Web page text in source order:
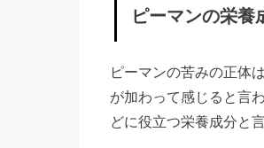
ピーマンの栄
ピーマンの苦みの正体
が加わって感じると言
どに役立つ栄養成分と